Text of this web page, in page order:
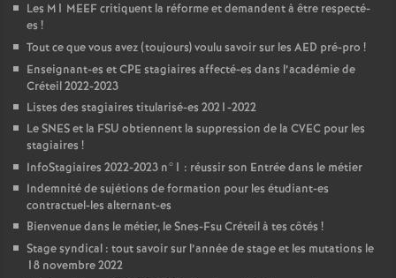
Les M1 MEEFcritiquent la réforme et demandent à être respecté-
es !
Tout ce que vous avez (toujours) voulu savoir sur les AED pré-pro !
Enseignant-es etCPE stagiaires affecté-es dans l’académie de
Créteil 2022-2023
Listes des stagiaires titularisé-es 2021-2022
LeSNESet la FSU obtiennent la suppression de la CVEC pour les
stagiaires !
InfoStagiaires 2022-2023 n°1 : réussir son Entrée dans le métier
Indemnité de sujétions de formation pour les étudiant-es
contractuel-les alternant-es
Bienvenue dans le métier, le Snes-Fsu Créteil à tes côtés !
Stage syndical : tout savoir sur l’année de stage et les mutations le
18 novembre 2022